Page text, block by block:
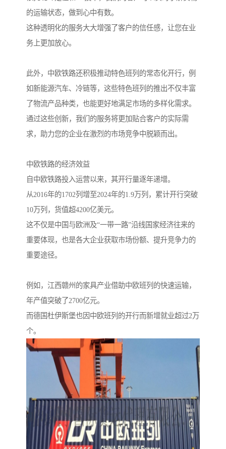
的运输状态，做到心中有数。
这种透明化的服务大大增强了客户的信任感，让您在业
务上更加放心。
此外，中欧铁路还积极推动特色班列的常态化开行，例
如新能源汽车、冷链等，这些特色班列的推出不仅丰富
了物流产品种类，也能更好地满足市场的多样化需求。
通过这些创新，我们的服务将更加贴合客户的实际需
求，助力您的企业在激烈的市场竞争中脱颖而出。
中欧铁路的经济效益
自中欧铁路投入运营以来，其开行量逐年递增。
从2016年的1702列增至2024年的1.9万列，累计开行突破
10万列，货值超4200亿美元。
这不仅是中国与欧洲及“一带一路”沿线国家经济往来的
重要体现，也是各大企业获取市场份额、提升竞争力的
重要途径。
例如，江西赣州的家具产业借助中欧班列的快速运输，
年产值突破了2700亿元。
而德国杜伊斯堡也因中欧班列的开行而新增就业超过2万
个。